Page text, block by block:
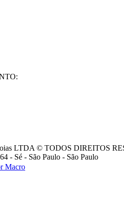
LTDA © TODOS DIREITOS
- Sé - São Paulo - São Paulo
Macro